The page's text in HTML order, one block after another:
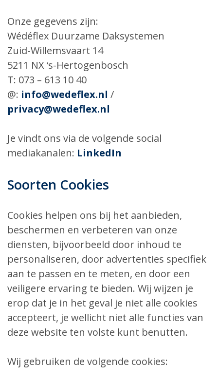
Onze gegevens zijn:
Wédéflex Duurzame Daksystemen
Zuid-Willemsvaart 14
5211 NX ‘s-Hertogenbosch
T: 073 – 613 10 40
@: info@wedeflex.nl /
privacy@wedeflex.nl
Je vindt ons via de volgende social
mediakanalen: LinkedIn
Soorten Cookies
Cookies helpen ons bij het aanbieden,
beschermen en verbeteren van onze
diensten, bijvoorbeeld door inhoud te
personaliseren, door advertenties specifiek
aan te passen en te meten, en door een
veiligere ervaring te bieden. Wij wijzen je
erop dat je in het geval je niet alle cookies
accepteert, je wellicht niet alle functies van
deze website ten volste kunt benutten.
Wij gebruiken de volgende cookies: